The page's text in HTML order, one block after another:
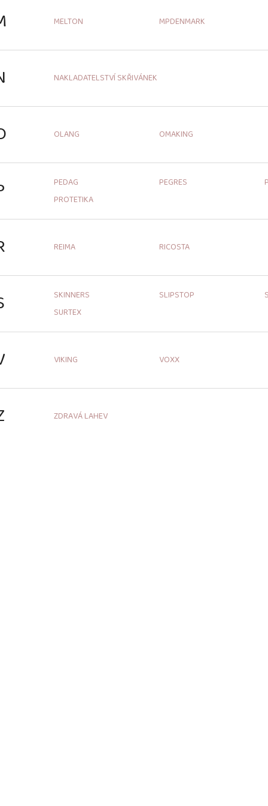
MELTON MPDENMARK
NAKLADATELSTVÍ SKŘIVÁNEK
OLANG OMAKING
PEDAG PEGRES
PROTETIKA
REIMA RICOSTA
SKINNERS SLIPSTOP
SURTEX
VIKING VOXX
ZDRAVÁ LAHEV